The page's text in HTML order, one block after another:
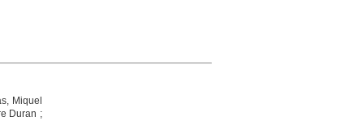
Miquel
Duran ;